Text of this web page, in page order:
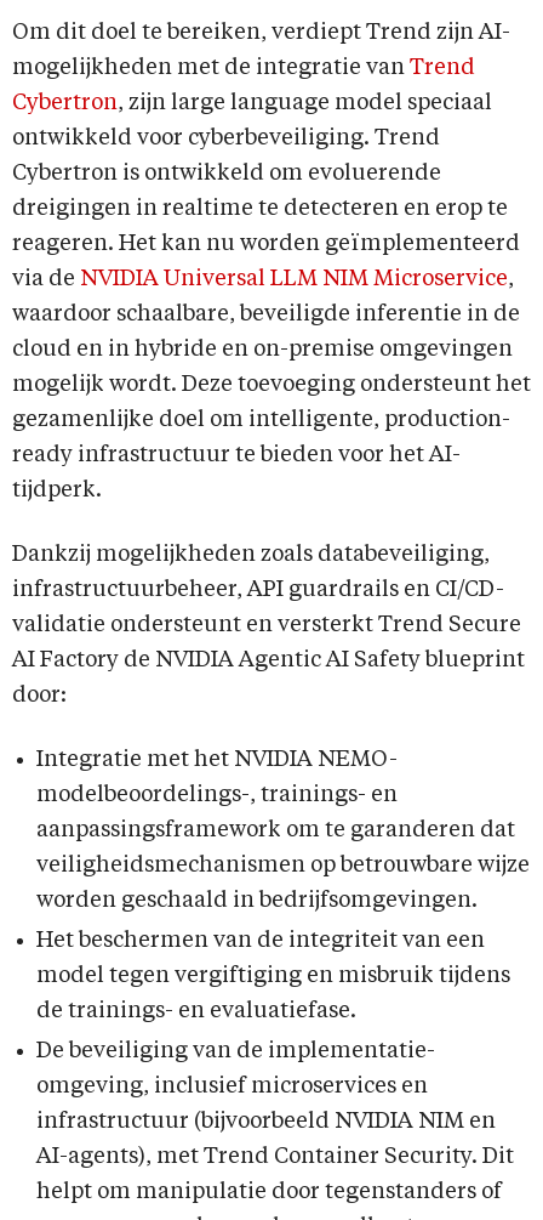
Om dit doel te bereiken, verdiept Trend zijn AI-
mogelijkheden met de integratie van Trend
Cybertron, zijn large language model speciaal
ontwikkeld voor cyberbeveiliging. Trend
Cybertron is ontwikkeld om evoluerende
dreigingen in realtime te detecteren en erop te
reageren. Het kan nu worden geïmplementeerd
via de NVIDIA Universal LLM NIM Microservice,
waardoor schaalbare, beveiligde inferentie in de
cloud en in hybride en on-premise omgevingen
mogelijk wordt. Deze toevoeging ondersteunt het
gezamenlijke doel om intelligente, production-
ready infrastructuur te bieden voor het AI-
tijdperk.
Dankzij mogelijkheden zoals databeveiliging,
infrastructuurbeheer, API guardrails en CI/CD-
validatie ondersteunt en versterkt Trend Secure
AI Factory de NVIDIA Agentic AI Safety blueprint
door:
Integratie met het NVIDIA NEMO-
modelbeoordelings-, trainings- en
aanpassingsframework om te garanderen dat
veiligheidsmechanismen op betrouwbare wijze
worden geschaald in bedrijfsomgevingen.
Het beschermen van de integriteit van een
model tegen vergiftiging en misbruik tijdens
de trainings- en evaluatiefase.
De beveiliging van de implementatie-
omgeving, inclusief microservices en
infrastructuur (bijvoorbeeld NVIDIA NIM en
AI-agents), met Trend Container Security. Dit
helpt om manipulatie door tegenstanders of